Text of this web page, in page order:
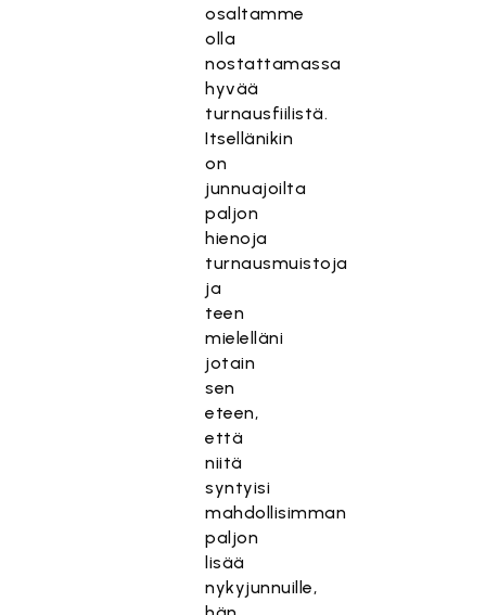
osaltamme
olla
nostattamassa
hyvää
turnausfiilistä.
Itsellänikin
on
junnuajoilta
paljon
hienoja
turnausmuistoja
ja
teen
mielelläni
jotain
sen
eteen,
että
niitä
syntyisi
mahdollisimman
paljon
lisää
nykyjunnuille,